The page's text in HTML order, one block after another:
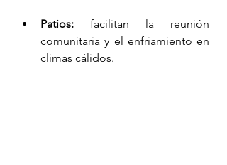
Patios: facilitan la reunión
comunitaria y el enfriamiento en
climas cálidos.